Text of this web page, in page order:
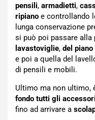
pensili, armadietti,
ripiano e controllando
lunga conservazione
si può poi passare alla
lavastoviglie, del
e poi a quella del
di pensili e mobili.
Ultimo ma non ultimo,
fondo tutti gli accessori
fino ad arrivare a